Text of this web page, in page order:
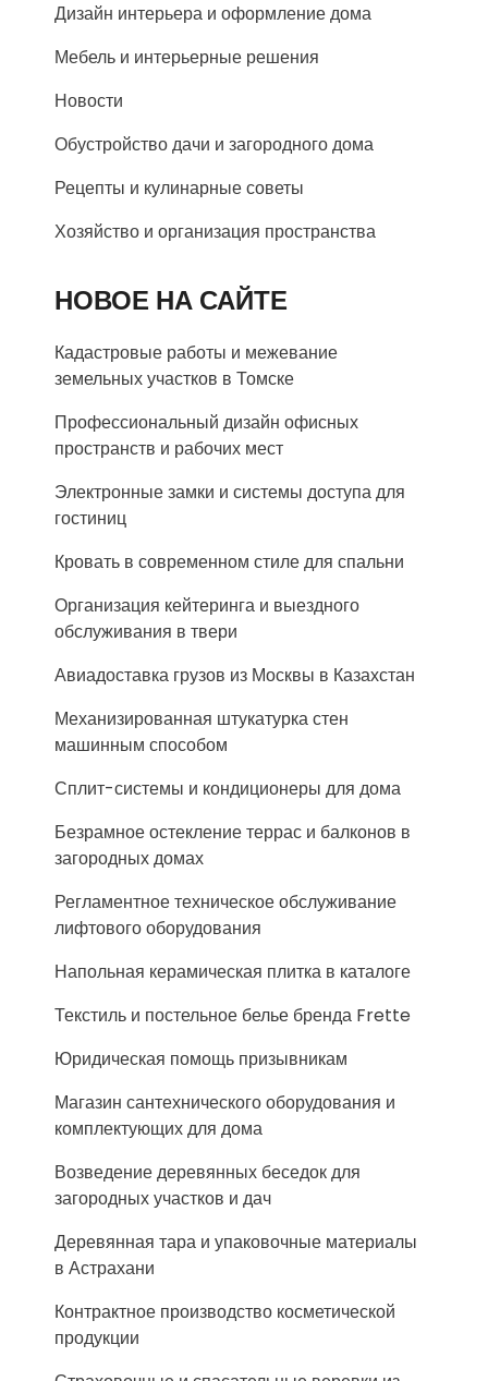
Дизайн интерьера и оформление дома
Мебель и интерьерные решения
Новости
Обустройство дачи и загородного дома
Рецепты и кулинарные советы
Хозяйство и организация пространства
НОВОЕ НА САЙТЕ
Кадастровые работы и межевание
земельных участков в Томске
Профессиональный дизайн офисных
пространств и рабочих мест
Электронные замки и системы доступа для
гостиниц
Кровать в современном стиле для спальни
Организация кейтеринга и выездного
обслуживания в твери
Авиадоставка грузов из Москвы в Казахстан
Механизированная штукатурка стен
машинным способом
Сплит-системы и кондиционеры для дома
Безрамное остекление террас и балконов в
загородных домах
Регламентное техническое обслуживание
лифтового оборудования
Напольная керамическая плитка в каталоге
Текстиль и постельное белье бренда Frette
Юридическая помощь призывникам
Магазин сантехнического оборудования и
комплектующих для дома
Возведение деревянных беседок для
загородных участков и дач
Деревянная тара и упаковочные материалы
в Астрахани
Контрактное производство косметической
продукции